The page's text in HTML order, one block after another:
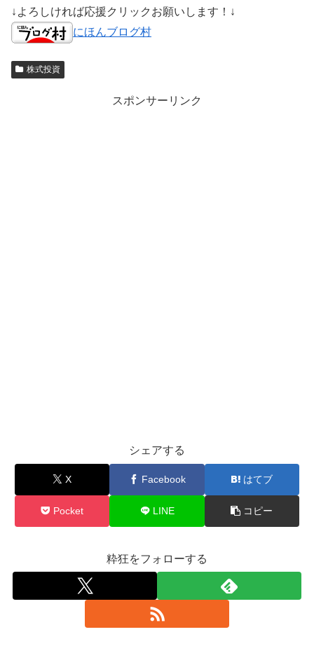
↓よろしければ応援クリックお願いします！↓
にほんブログ村
株式投資
スポンサーリンク
シェアする
X Facebook はてブ
Pocket LINE コピー
粋狂をフォローする